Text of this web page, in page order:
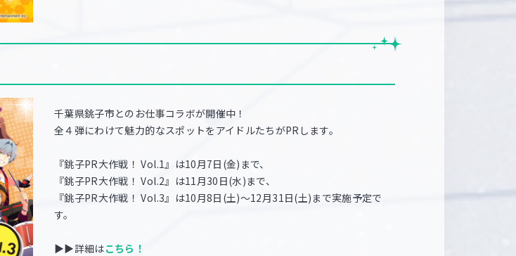
千葉県銚子市とのお仕事コラボが開催中！
全４弾にわけて魅力的なスポットをアイドルたちがPRします。
『銚子PR大作戦！ Vol.1』は10月7日(金)まで、
『銚子PR大作戦！ Vol.2』は11月30日(水)まで、
『銚子PR大作戦！ Vol.3』は10月8日(土)～12月31日(土)まで実施予定で
す。
▶▶詳細はこちら！